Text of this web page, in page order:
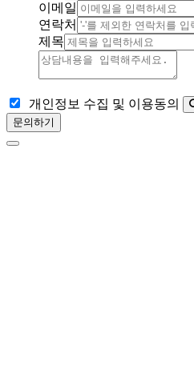
이메일
연락처
제목
개인정보 수집 및 이용동의
문의하기